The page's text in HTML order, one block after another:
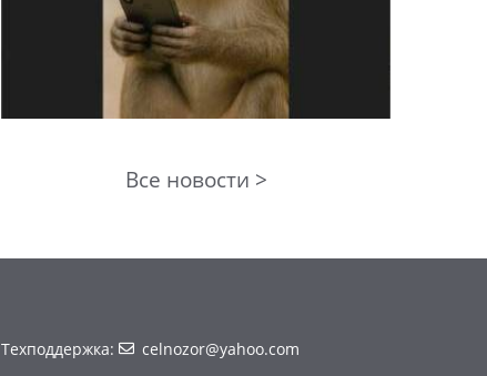
Все новости >
Техподдержка: celnozor@yahoo.com